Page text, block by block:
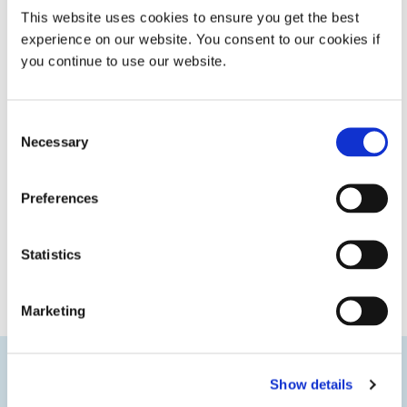
This website uses cookies to ensure you get the best
experience on our website. You consent to our cookies if
you continue to use our website.
Selection
Necessary
Preferences
Statistics
Marketing
Show details
Technologies innovantes